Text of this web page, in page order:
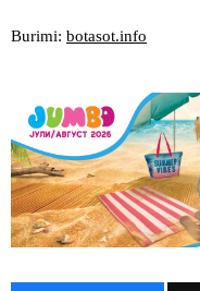
Burimi: botasot.info